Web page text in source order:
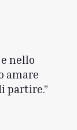
nello
amare
partire.